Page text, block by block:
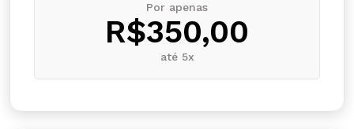
Por apenas
R$350,00
até 5x